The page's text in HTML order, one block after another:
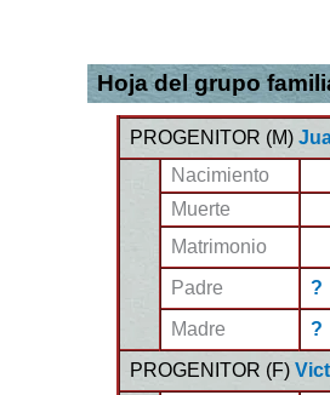
Hoja del grupo
PROGENITOR (M)
Nacimiento
Muerte
Matrimonio
Padre
?
Madre
?
PROGENITOR (F)